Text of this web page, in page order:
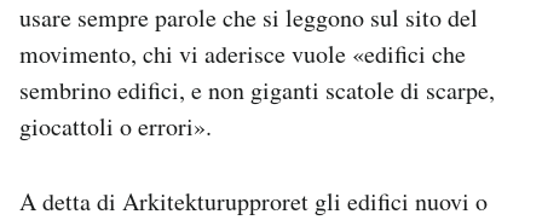
usare sempre parole che si leggono sul sito del
movimento, chi vi aderisce vuole «edifici che
sembrino edifici, e non giganti scatole di scarpe,
giocattoli o errori».
A detta di Arkitekturupproret gli edifici nuovi o